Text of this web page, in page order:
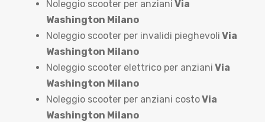
Noleggio scooter per anziani Via
Washington Milano
Noleggio scooter per invalidi pieghevoli Via
Washington Milano
Noleggio scooter elettrico per anziani Via
Washington Milano
Noleggio scooter per anziani costoVia
Washington Milano